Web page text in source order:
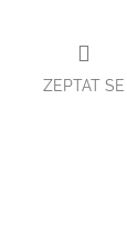
ZEPTAT SE